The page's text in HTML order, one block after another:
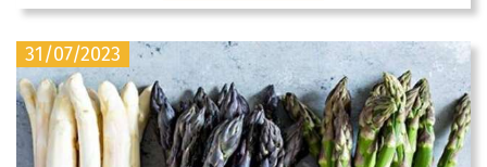
31/07/2023